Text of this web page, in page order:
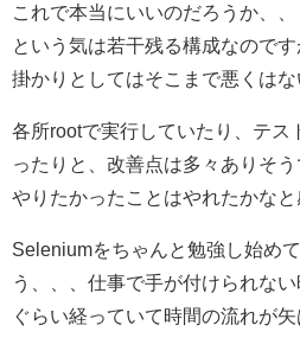
これで本当にいいのだろうか、、
という気は若干残る構成なので
掛かりとしてはそこまで悪くはな
各所rootで実行していたり、テス
ったりと、改善点は多々ありそ
やりたかったことはやれたかなと
Seleniumをちゃんと勉強し始め
う、、、仕事で手が付けられな
ぐらい経っていて時間の流れが